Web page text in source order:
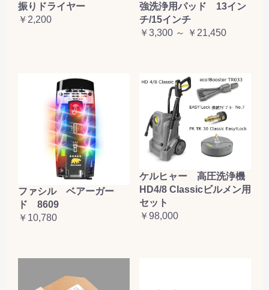
振りドライヤー
￥2,200
強洗浄用パッド 13イン
チ/15インチ
￥3,300 ～ ￥21,450
ファシル ベアーガー
ド 8609
￥10,780
ケルヒャー 高圧洗浄機
HD4/8 Classicビルメン用
セット
￥98,000